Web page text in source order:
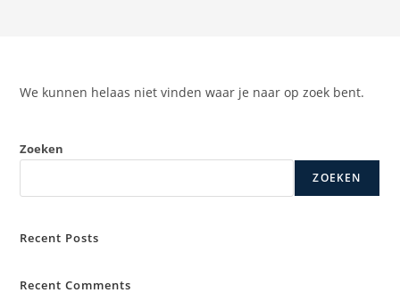
We kunnen helaas niet vinden waar je naar op zoek bent.
Zoeken
ZOEKEN
Recent Posts
Recent Comments